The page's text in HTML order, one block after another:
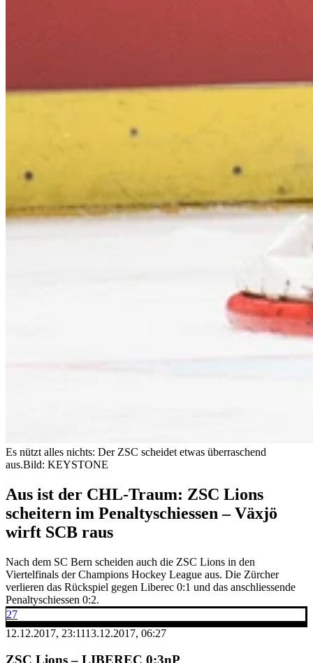
Es nützt alles nichts: Der ZSC scheidet etwas überraschend
aus.Bild: KEYSTONE
Aus ist der CHL-Traum: ZSC Lions
scheitern im Penaltyschiessen – Växjö
wirft SCB raus
Nach dem SC Bern scheiden auch die ZSC Lions in den
Viertelfinals der Champions Hockey League aus. Die Zürcher
verlieren das Rückspiel gegen Liberec 0:1 und das anschliessende
Penaltyschiessen 0:2.
27
12.12.2017, 23:1113.12.2017, 06:27